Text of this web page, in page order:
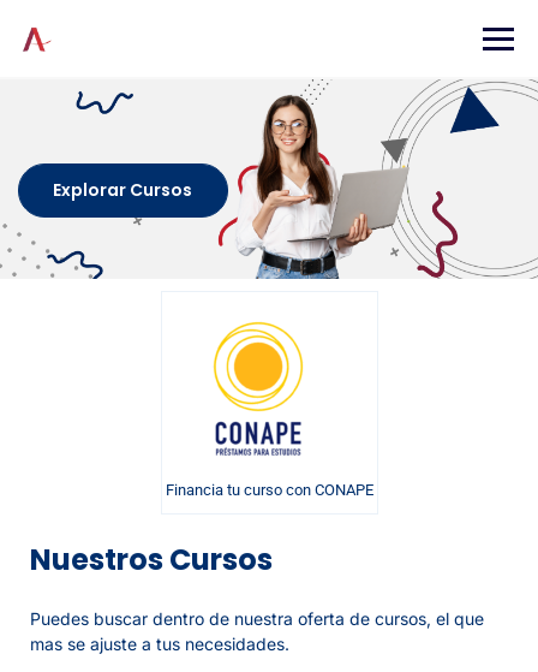
Explorar Cursos
Financia tu curso con CONAPE
Nuestros Cursos
Puedes buscar dentro de nuestra oferta de cursos, el que
mas se ajuste a tus necesidades.